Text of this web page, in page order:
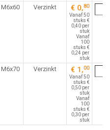
M6x60 Verzinkt € 0,80
Vanaf 50
stuks €
0,40 per
stuk
Vanaf
100
stuks €
0,24 per
stuk
M6x70 Verzinkt € 1,00
Vanaf 50
stuks €
0,50 per
stuk
Vanaf
100
stuks €
0,30 per
stuk